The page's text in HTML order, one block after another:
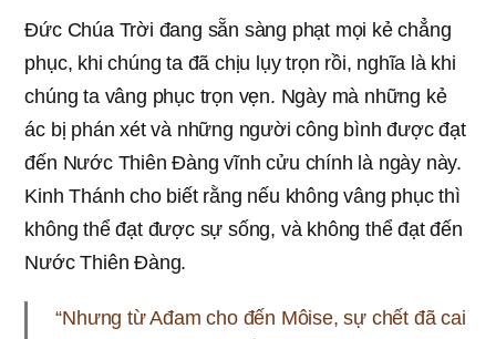
Đức Chúa Trời đang sẵn sàng phạt mọi kẻ chẳng
phục, khi chúng ta đã chịu lụy trọn rồi, nghĩa là khi
chúng ta vâng phục trọn vẹn. Ngày mà những kẻ
ác bị phán xét và những người công bình được đạt
đến Nước Thiên Đàng vĩnh cửu chính là ngày này.
Kinh Thánh cho biết rằng nếu không vâng phục thì
không thể đạt được sự sống, và không thể đạt đến
Nước Thiên Đàng.
“Nhưng từ Ađam cho đến Môise, sự chết đã cai